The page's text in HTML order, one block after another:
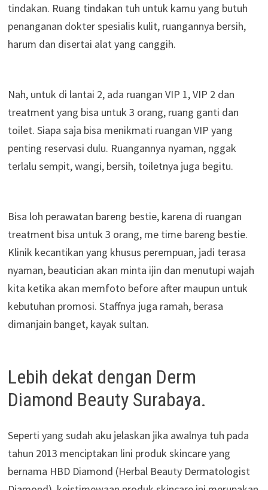
tindakan. Ruang tindakan tuh untuk kamu yang butuh
penanganan dokter spesialis kulit, ruangannya bersih,
harum dan disertai alat yang canggih.
Nah, untuk di lantai 2, ada ruangan VIP 1, VIP 2 dan
treatment yang bisa untuk 3 orang, ruang ganti dan
toilet. Siapa saja bisa menikmati ruangan VIP yang
penting reservasi dulu. Ruangannya nyaman, nggak
terlalu sempit, wangi, bersih, toiletnya juga begitu.
Bisa loh perawatan bareng bestie, karena di ruangan
treatment bisa untuk 3 orang, me time bareng bestie.
Klinik kecantikan yang khusus perempuan, jadi terasa
nyaman, beautician akan minta ijin dan menutupi wajah
kita ketika akan memfoto before after maupun untuk
kebutuhan promosi. Staffnya juga ramah, berasa
dimanjain banget, kayak sultan.
Lebih dekat dengan Derm
Diamond Beauty Surabaya.
Seperti yang sudah aku jelaskan jika awalnya tuh pada
tahun 2013 menciptakan lini produk skincare yang
bernama HBD Diamond (Herbal Beauty Dermatologist